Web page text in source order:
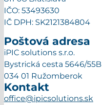
IČO: 53493630
IČ DPH: SK2121384804
Poštová adresa
iPIC solutions s.r.o.
Bystrická cesta 5646/55B
034 01 Ružomberok
Kontakt
office@ipicsolutions.sk